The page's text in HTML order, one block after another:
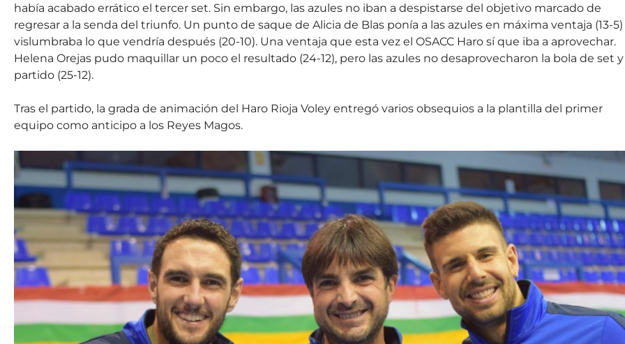
había acabado errático el tercer set. Sin embargo, las azules no iban a despistarse del objetivo marcado de
regresar a la senda del triunfo. Un punto de saque de Alicia de Blas ponía a las azules en máxima ventaja (13-5)
vislumbraba lo que vendría después (20-10). Una ventaja que esta vez el OSACC Haro sí que iba a aprovechar.
Helena Orejas pudo maquillar un poco el resultado (24-12), pero las azules no desaprovecharon la bola de set y
partido (25-12).
Tras el partido, la grada de animación del Haro Rioja Voley entregó varios obsequios a la plantilla del primer
equipo como anticipo a los Reyes Magos.